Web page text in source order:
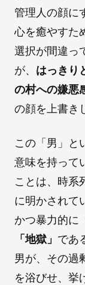
管理人の顔に
心を癒やすた
選択が間違っ
が、 はっきり
の村への嫌悪
の顔を上書き
この「男」と
意味を持って
ことは、時系
に明かされて
かつ暴力的に
「地獄」 であ
男が、その過
を浴びせ、挙